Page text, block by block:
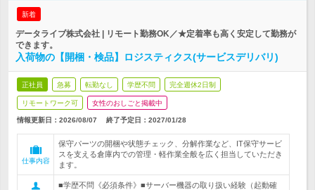
新着
データライブ株式会社 | リモート勤務OK／★定着率も高く安定して勤務が
できます。
入荷物の【開梱・検品】ロジスティクス(サービスデリバリ)
正社員 急募 転勤なし 学歴不問 完全週休2日制
リモートワーク可 女性のおしごと掲載中
情報更新日：2026/08/07 終了予定日： 2027/01/28
仕事内容
保守パーツの開梱や状態チェック、分解作業など、IT保守サービ
スを支える倉庫内での管理・軽作業全般を広く担当していただき
ます。
■学歴不問《必須条件》■サーバー機器の取り扱い経験（起動確